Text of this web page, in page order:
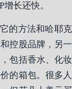
长还快。
的方法和哈耶克
控股品牌，另一
包括香水、化妆
的箱包。很多人